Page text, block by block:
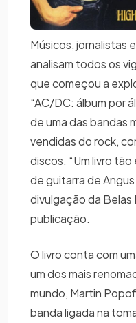
Músicos, jornalistas
analisam todos os
que começou a
“AC/DC: álbum por
de uma das bandas
vendidas do rock,
discos. “Um livro
de guitarra de
divulgação da Belas
publicação.
O livro conta com
um dos mais
mundo, Martin
banda ligada na